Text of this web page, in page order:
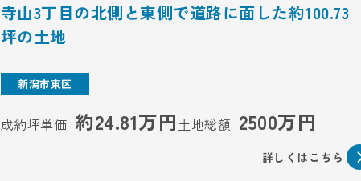
寺山3丁目の北側と東側で道路に面した約100.73
坪の土地
新潟市東区
成約坪単価 約24.81万円 土地総額 2500万円
詳しくはこちら